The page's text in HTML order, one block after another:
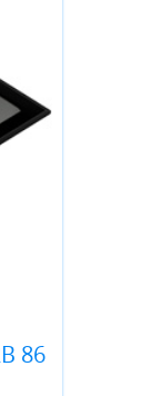
86